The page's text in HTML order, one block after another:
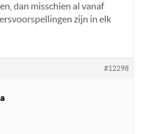
dan misschien al vanaf
zijn in elk
#12298